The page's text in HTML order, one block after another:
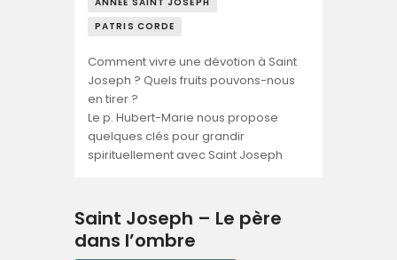
PATRIS CORDE
Comment vivre une dévotion à Saint
Joseph ? Quels fruits pouvons-nous
en tirer ?
Le p. Hubert-Marie nous propose
quelques clés pour grandir
spirituellement avec Saint Joseph
Saint Joseph – Le père
dans l’ombre